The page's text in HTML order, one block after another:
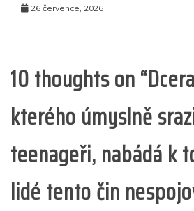
26 července, 2026
10 thoughts on “
kterého úmyslně
teenageři, nabádá k
lidé tento čin